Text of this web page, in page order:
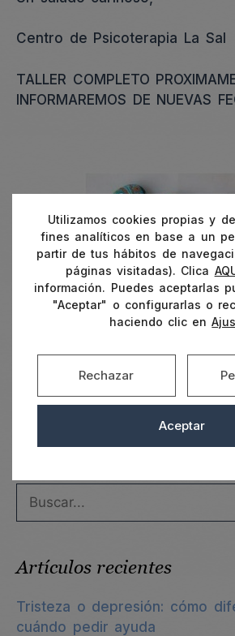
Centro de Psicoterapia La Sal
TALLER COMPLETO
INFORMAREMOS DE NUEVAS
Artículos recientes
Tristeza o depresión: cómo
cuándo pedir ayuda
Utilizamos cookies propias y
fines analíticos en base a un
partir de tus hábitos de
páginas visitadas). Clica
información. Puedes aceptarlas
"Aceptar" o configurarlas o
haciendo clic en
Aceptar
Rechazar